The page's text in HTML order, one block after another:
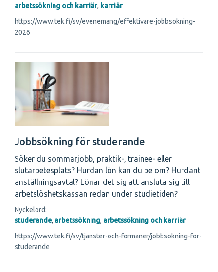
arbetssökning och karriär, karriär
https://www.tek.fi/sv/evenemang/effektivare-jobbsokning-
2026
Jobbsökning för studerande
Söker du sommarjobb, praktik-, trainee- eller
slutarbetesplats? Hurdan lön kan du be om? Hurdant
anställningsavtal? Lönar det sig att ansluta sig till
arbetslöshetskassan redan under studietiden?
Nyckelord:
studerande, arbetssökning, arbetssökning och karriär
https://www.tek.fi/sv/tjanster-och-formaner/jobbsokning-for-
studerande